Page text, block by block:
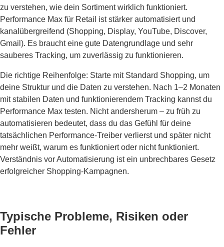
zu verstehen, wie dein Sortiment wirklich funktioniert.
Performance Max für Retail ist stärker automatisiert und
kanalübergreifend (Shopping, Display, YouTube, Discover,
Gmail). Es braucht eine gute Datengrundlage und sehr
sauberes Tracking, um zuverlässig zu funktionieren.
Die richtige Reihenfolge: Starte mit Standard Shopping, um
deine Struktur und die Daten zu verstehen. Nach 1–2 Monaten
mit stabilen Daten und funktionierendem Tracking kannst du
Performance Max testen. Nicht andersherum – zu früh zu
automatisieren bedeutet, dass du das Gefühl für deine
tatsächlichen Performance-Treiber verlierst und später nicht
mehr weißt, warum es funktioniert oder nicht funktioniert.
Verständnis vor Automatisierung ist ein unbrechbares Gesetz
erfolgreicher Shopping-Kampagnen.
Typische Probleme, Risiken oder
Fehler